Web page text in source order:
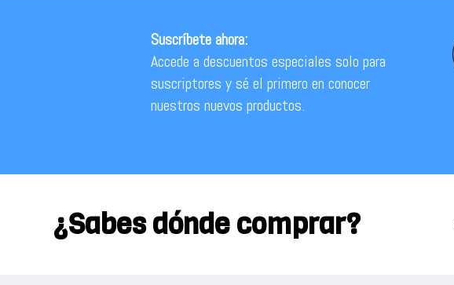
Suscríbete ahora:
Accede a descuentos especiales solo para
suscriptores y sé el primero en conocer
nuestros nuevos productos.
¿Sabes dónde comprar?